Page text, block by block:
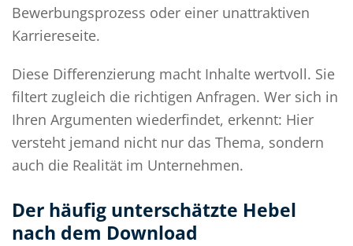
Bewerbungsprozess oder einer unattraktiven
Karriereseite.
Diese Differenzierung macht Inhalte wertvoll. Sie
filtert zugleich die richtigen Anfragen. Wer sich in
Ihren Argumenten wiederfindet, erkennt: Hier
versteht jemand nicht nur das Thema, sondern
auch die Realität im Unternehmen.
Der häufig unterschätzte Hebel
nach dem Download